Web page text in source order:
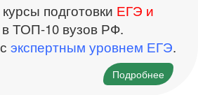
курсы подготовки ЕГЭ и
в ТОП-10 вузов РФ.
экспертным уровнем ЕГЭ.
Подробнее